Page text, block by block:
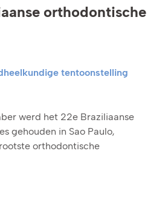
orthodontische
tentoonstelling
werd het 22e Braziliaanse
gehouden in Sao Paulo,
orthodontische